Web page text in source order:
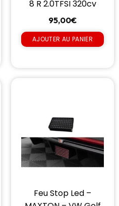
8 R 2.0TFSI 320cv
95,00€
AJOUTER AU PANIER
Feu Stop Led –